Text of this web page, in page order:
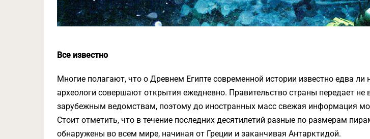
Все известно
Многие полагают, что о Древнем Египте современной истории известно едва ли
археологи совершают открытия ежедневно. Правительство страны передает не
зарубежным ведомствам, поэтому до иностранных масс свежая информация
Стоит отметить, что в течение последних десятилетий разные по размерам
обнаружены во всем мире, начиная от Греции и заканчивая Антарктидой.